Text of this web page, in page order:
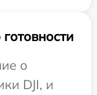
о
DJI, и